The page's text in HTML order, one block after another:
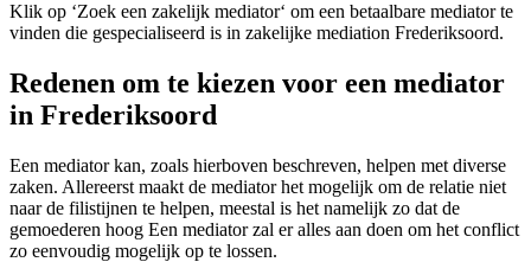
Klik op ‘Zoek een zakelijk mediator‘ om een betaalbare mediator te
vinden die gespecialiseerd is in zakelijke mediation Frederiksoord.
Redenen om te kiezen voor een mediator
in Frederiksoord
Een mediator kan, zoals hierboven beschreven, helpen met diverse
zaken. Allereerst maakt de mediator het mogelijk om de relatie niet
naar de filistijnen te helpen, meestal is het namelijk zo dat de
gemoederen hoog Een mediator zal er alles aan doen om het conflict
zo eenvoudig mogelijk op te lossen.